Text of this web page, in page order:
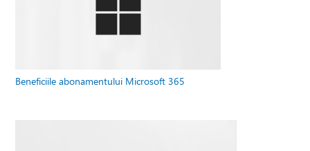
Beneficiile abonamentului Microsoft 365